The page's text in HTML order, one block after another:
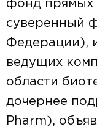
фонд прямых
суверенный
Федерации),
ведущих
области
дочернее
Pharm),